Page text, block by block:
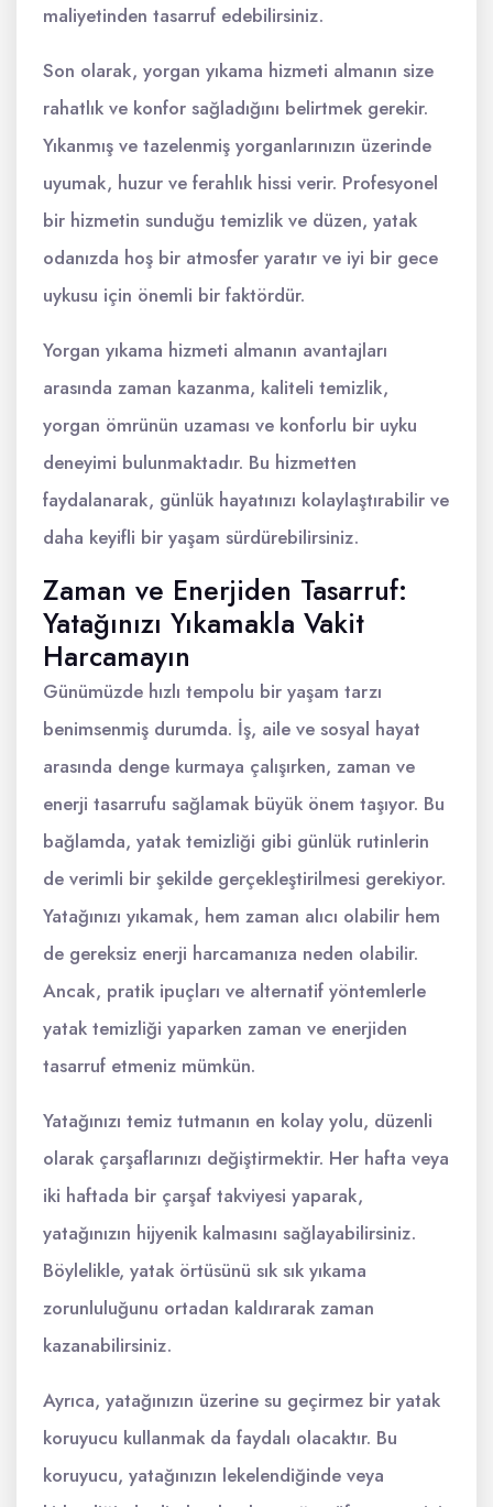
maliyetinden tasarruf edebilirsiniz.
Son olarak, yorgan yıkama hizmeti almanın size
rahatlık ve konfor sağladığını belirtmek gerekir.
Yıkanmış ve tazelenmiş yorganlarınızın üzerinde
uyumak, huzur ve ferahlık hissi verir. Profesyonel
bir hizmetin sunduğu temizlik ve düzen, yatak
odanızda hoş bir atmosfer yaratır ve iyi bir gece
uykusu için önemli bir faktördür.
Yorgan yıkama hizmeti almanın avantajları
arasında zaman kazanma, kaliteli temizlik,
yorgan ömrünün uzaması ve konforlu bir uyku
deneyimi bulunmaktadır. Bu hizmetten
faydalanarak, günlük hayatınızı kolaylaştırabilir ve
daha keyifli bir yaşam sürdürebilirsiniz.
Zaman ve Enerjiden Tasarruf:
Yatağınızı Yıkamakla Vakit
Harcamayın
Günümüzde hızlı tempolu bir yaşam tarzı
benimsenmiş durumda. İş, aile ve sosyal hayat
arasında denge kurmaya çalışırken, zaman ve
enerji tasarrufu sağlamak büyük önem taşıyor. Bu
bağlamda, yatak temizliği gibi günlük rutinlerin
de verimli bir şekilde gerçekleştirilmesi gerekiyor.
Yatağınızı yıkamak, hem zaman alıcı olabilir hem
de gereksiz enerji harcamanıza neden olabilir.
Ancak, pratik ipuçları ve alternatif yöntemlerle
yatak temizliği yaparken zaman ve enerjiden
tasarruf etmeniz mümkün.
Yatağınızı temiz tutmanın en kolay yolu, düzenli
olarak çarşaflarınızı değiştirmektir. Her hafta veya
iki haftada bir çarşaf takviyesi yaparak,
yatağınızın hijyenik kalmasını sağlayabilirsiniz.
Böylelikle, yatak örtüsünü sık sık yıkama
zorunluluğunu ortadan kaldırarak zaman
kazanabilirsiniz.
Ayrıca, yatağınızın üzerine su geçirmez bir yatak
koruyucu kullanmak da faydalı olacaktır. Bu
koruyucu, yatağınızın lekelendiğinde veya